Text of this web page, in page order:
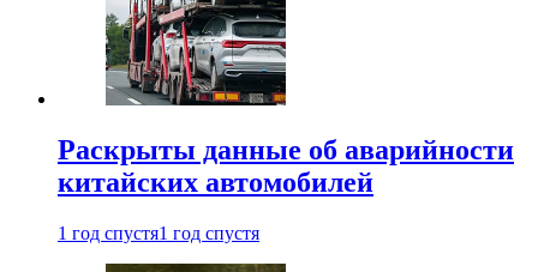
Раскрыты данные об аварийности
китайских автомобилей
1 год спустя1 год спустя